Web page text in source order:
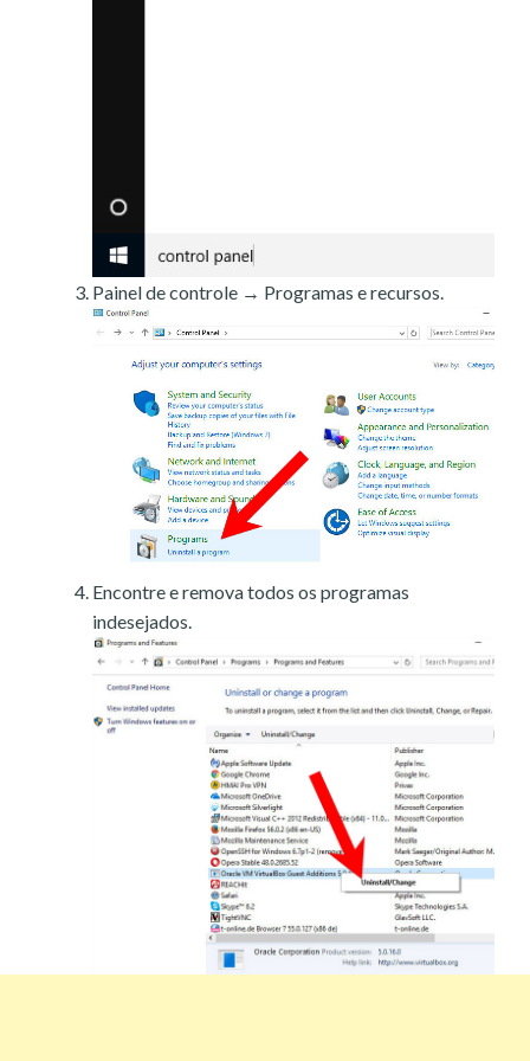
Painel de controle → Programas e recursos.
Encontre e remova todos os programas
indesejados.